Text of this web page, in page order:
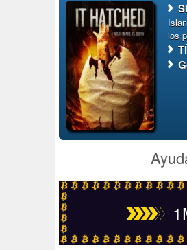
los